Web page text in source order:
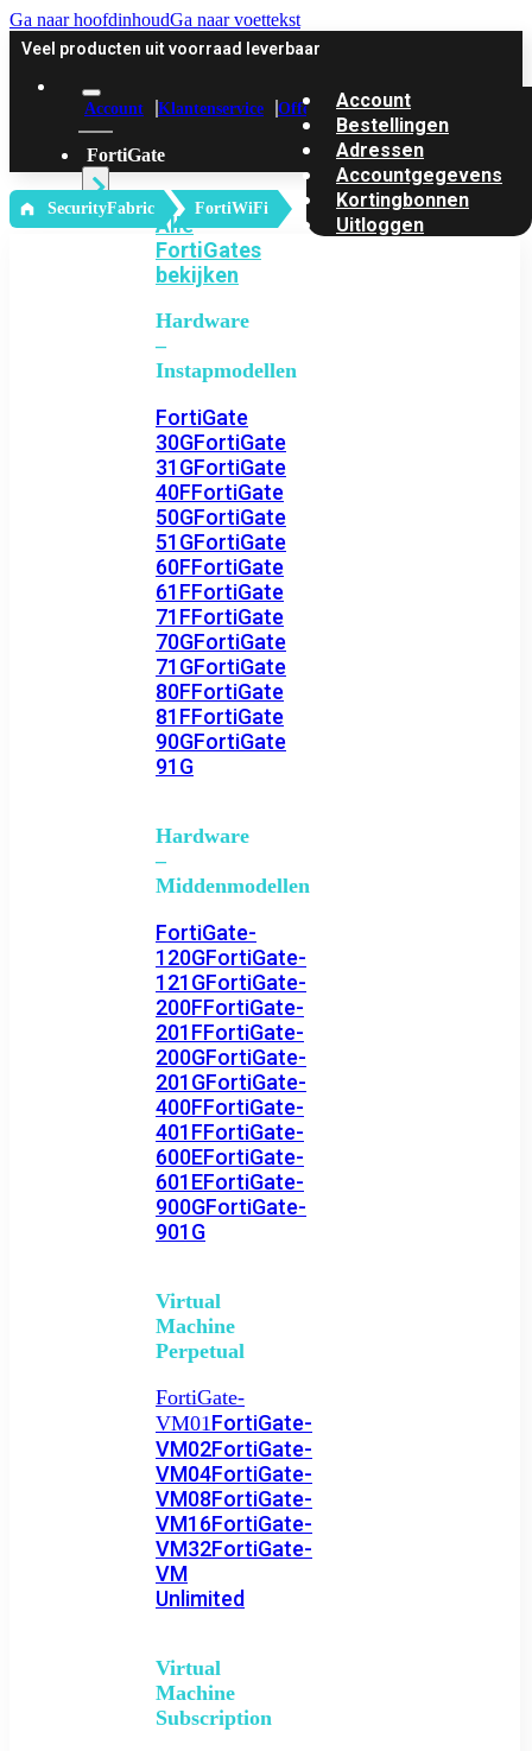
Ga naar hoofdinhoudGa naar voettekst
Veel producten uit voorraad leverbaar
Account Klantenservice Offerte
FortiGate
Alle
FortiGates
bekijken
Hardware
–
Instapmodellen
FortiGate
30GFortiGate
31GFortiGate
40FFortiGate
50GFortiGate
51GFortiGate
60FFortiGate
61FFortiGate
71FFortiGate
70GFortiGate
71GFortiGate
80FFortiGate
81FFortiGate
90GFortiGate
91G
Hardware
–
Middenmodellen
FortiGate-
120GFortiGate-
121GFortiGate-
200FFortiGate-
201FFortiGate-
200GFortiGate-
201GFortiGate-
400FFortiGate-
401FFortiGate-
600EFortiGate-
601EFortiGate-
900GFortiGate-
901G
Virtual
Machine
Perpetual
FortiGate-
VM01FortiGate-
VM02FortiGate-
VM04FortiGate-
VM08FortiGate-
VM16FortiGate-
VM32FortiGate-
VM
Unlimited
Virtual
Machine
Subscription
Account
Bestellingen
Adressen
Accountgegevens
Kortingbonnen
Uitloggen
‎ SecurityFabric FortiWiFi